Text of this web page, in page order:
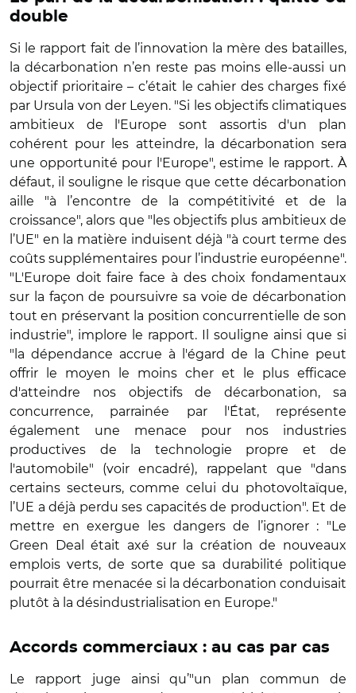
double
Si le rapport fait de l’innovation la mère des batailles,
la décarbonation n’en reste pas moins elle-aussi un
objectif prioritaire – c’était le cahier des charges fixé
par Ursula von der Leyen. "Si les objectifs climatiques
ambitieux de l'Europe sont assortis d'un plan
cohérent pour les atteindre, la décarbonation sera
une opportunité pour l'Europe", estime le rapport. À
défaut, il souligne le risque que cette décarbonation
aille "à l’encontre de la compétitivité et de la
croissance", alors que "les objectifs plus ambitieux de
l’UE" en la matière induisent déjà "à court terme des
coûts supplémentaires pour l’industrie européenne".
"L'Europe doit faire face à des choix fondamentaux
sur la façon de poursuivre sa voie de décarbonation
tout en préservant la position concurrentielle de son
industrie", implore le rapport. Il souligne ainsi que si
"la dépendance accrue à l'égard de la Chine peut
offrir le moyen le moins cher et le plus efficace
d'atteindre nos objectifs de décarbonation, sa
concurrence, parrainée par l'État, représente
également une menace pour nos industries
productives de la technologie propre et de
l'automobile" (voir encadré), rappelant que "dans
certains secteurs, comme celui du photovoltaïque,
l’UE a déjà perdu ses capacités de production". Et de
mettre en exergue les dangers de l’ignorer : "Le
Green Deal était axé sur la création de nouveaux
emplois verts, de sorte que sa durabilité politique
pourrait être menacée si la décarbonation conduisait
plutôt à la désindustrialisation en Europe."
Accords commerciaux : au cas par cas
Le rapport juge ainsi qu’"un plan commun de